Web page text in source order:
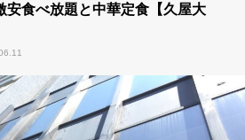
安食べ放題と中華定食【久屋大